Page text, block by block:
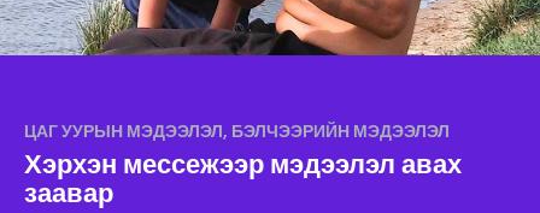
ЦАГ УУРЫН МЭДЭЭЛЭЛ, БЭЛЧЭЭРИЙН МЭДЭЭЛЭЛ
Хэрхэн мессежээр мэдээлэл авах
заавар